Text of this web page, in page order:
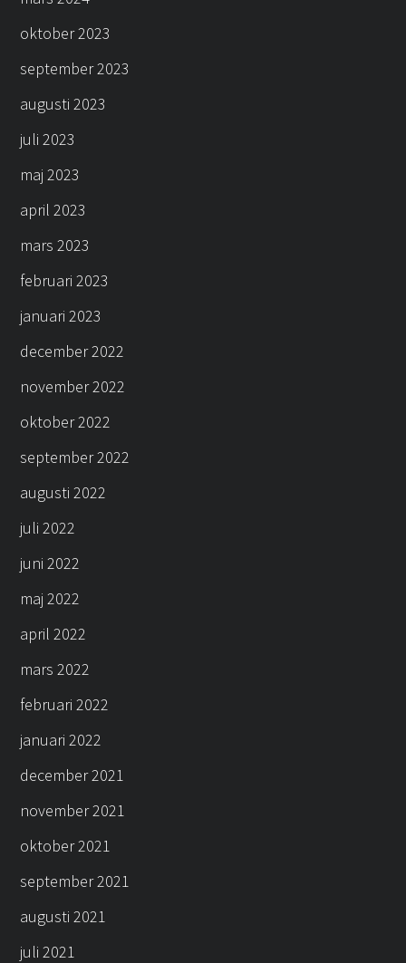
oktober 2023
september 2023
augusti 2023
juli 2023
maj 2023
april 2023
mars 2023
februari 2023
januari 2023
december 2022
november 2022
oktober 2022
september 2022
augusti 2022
juli 2022
juni 2022
maj 2022
april 2022
mars 2022
februari 2022
januari 2022
december 2021
november 2021
oktober 2021
september 2021
augusti 2021
juli 2021